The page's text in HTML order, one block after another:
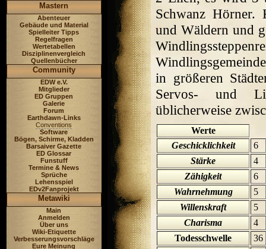
Mastern
Abenteuer
Gebäude und Material
Spielleiter Tipps
Regelfragen
Wertetabellen
Disziplinenvergleich
Quellenbücher
Community
EDW e.V.
Mitglieder
ED Gruppen
Galerie
Forum
Earthdawn-Links
Conventions
Software
Bögen, Schirme, Kladden
Barsaiver Gazette
ED Glossar
Funstuff
Termine & News
Sprüche
Lehensspiel
EDv2Fanprojekt
Metawiki
Main
Anmelden
Über uns
Wiki-Etiquette
Verbesserungsvorschläge
Eure Meinung
Schwanz Hörner.
und Wäldern und
in größeren
Servos- und
üblicherweise
Werte
Geschicklichkeit
6
Stärke
4
Zähigkeit
6
Wahrnehmung
5
Willenskraft
5
Charisma
4
Todesschwelle
36